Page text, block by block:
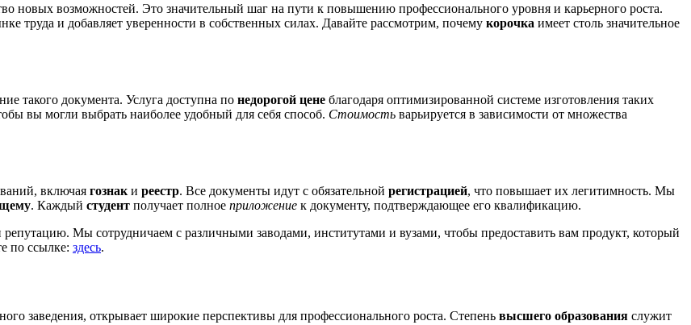
новых возможностей. Это значительный шаг на пути к повышению профессионального уровня и карьерного роста.
труда и добавляет уверенности в собственных силах. Давайте рассмотрим, почему корочка имеет столь значительное
такого документа. Услуга доступна по недорогой цене благодаря оптимизированной системе изготовления таких
вы могли выбрать наиболее удобный для себя способ. Стоимость варьируется в зависимости от множества
включая гознак и реестр. Все документы идут с обязательной регистрацией, что повышает их легитимность. Мы
. Каждый студент получает полное приложение к документу, подтверждающее его квалификацию.
Мы сотрудничаем с различными заводами, институтами и вузами, чтобы предоставить вам продукт, который
по ссылке: здесь.
заведения, открывает широкие перспективы для профессионального роста. Степень высшего образования служит